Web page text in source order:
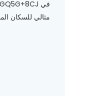
مثالي للسكان